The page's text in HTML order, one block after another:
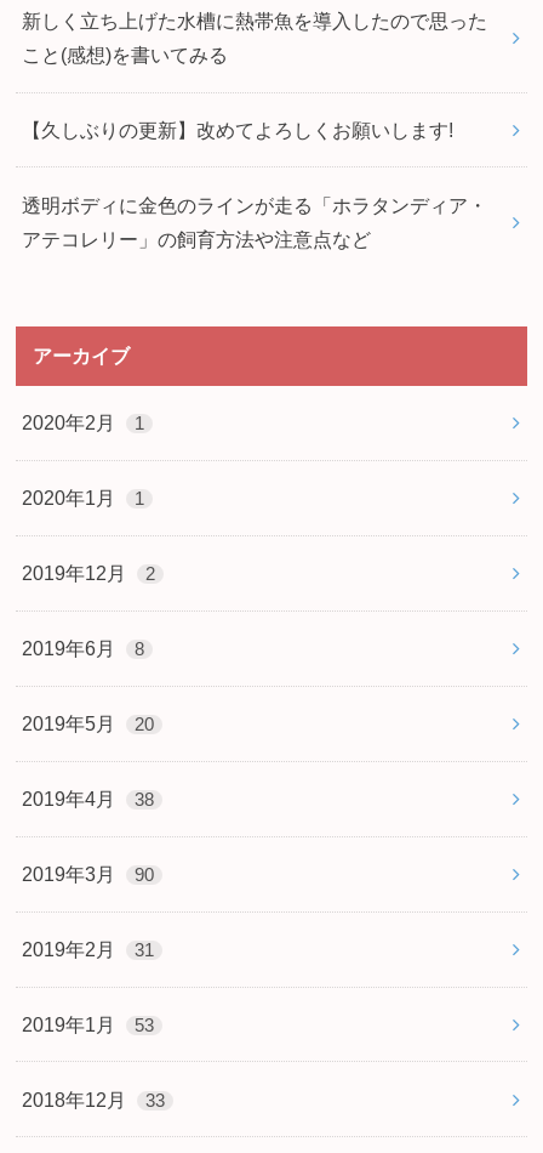
新しく立ち上げた水槽に熱帯魚を導入したので思った
こと(感想)を書いてみる
【久しぶりの更新】改めてよろしくお願いします!
透明ボディに金色のラインが走る「ホラタンディア・
アテコレリー」の飼育方法や注意点など
アーカイブ
2020年2月 1
2020年1月 1
2019年12月 2
2019年6月 8
2019年5月 20
2019年4月 38
2019年3月 90
2019年2月 31
2019年1月 53
2018年12月 33